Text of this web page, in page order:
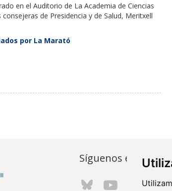
en el Auditorio de La Academia de Ciencias
de Presidencia y de Salud, Meritxell
por La Marató
Síguenos en...